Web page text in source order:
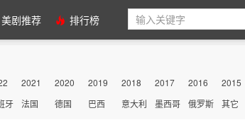
美剧推荐 排行榜
2021 2020 2019 2018 2017 2016 2015
牙 法国 德国 巴西 意大利 墨西哥 俄罗斯 其它